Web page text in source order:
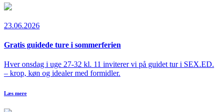
23.06.2026
Gratis guidede ture i sommerferien
Hver onsdag i uge 27-32 kl. 11 inviterer vi på guidet tur i SEX.ED.
– krop, køn og idealer med formidler.
Læs mere